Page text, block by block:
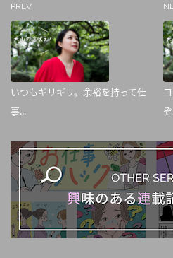
PREV
いつもギリギリ。余裕を持って仕
事...